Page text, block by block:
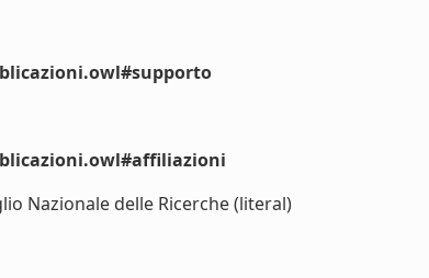
Nazionale delle Ricerche (literal)